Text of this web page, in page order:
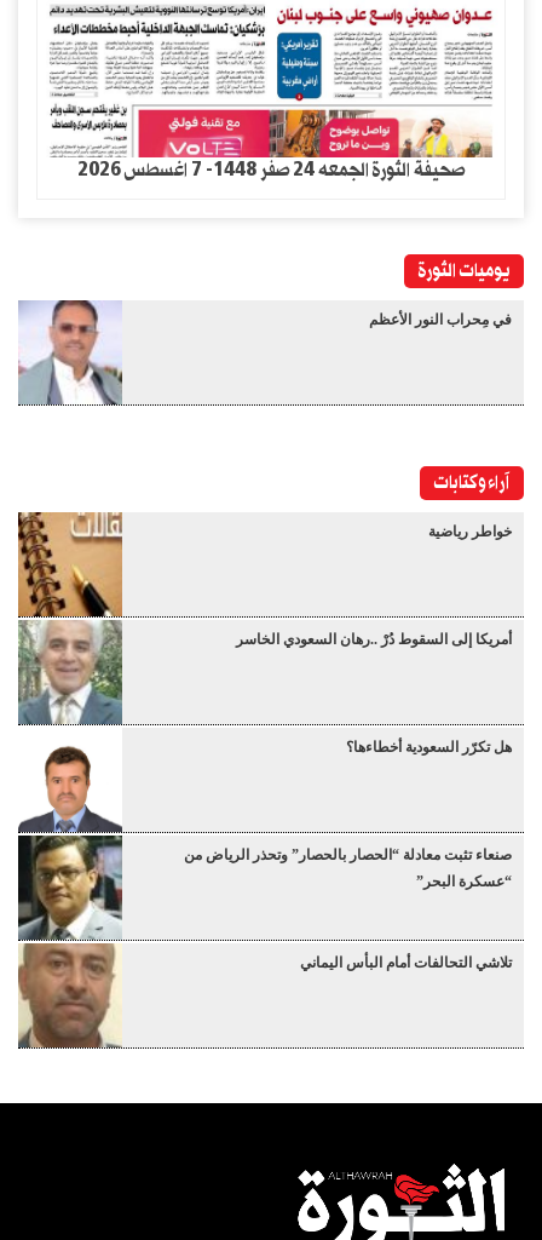
صحيفة الثورة الجمعه 24 صفر 1448- 7 اغسطس 2026
يوميات الثورة
في مِحراب النور الأعظم
آراء وكتابات
خواطر رياضية
أمريكا إلى السقوط دُرْ ..رهان السعودي الخاسر
هل تكرّر السعودية أخطاءها؟
صنعاء تثبت معادلة “الحصار بالحصار” وتحذر الرياض من
“عسكرة البحر”
تلاشي التحالفات أمام البأس اليماني